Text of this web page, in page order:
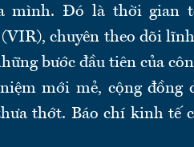
mình. Đó là thời gian
chuyên theo dõi
bước đầu tiên của
mới mẻ, cộng đồng
thớt. Báo chí kinh tế